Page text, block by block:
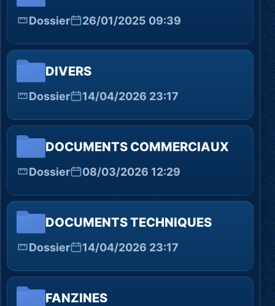
Dossier 26/01/2025 09:39
DIVERS
Dossier 14/04/2026 23:17
DOCUMENTS COMMERCIAUX
Dossier 08/03/2026 12:29
DOCUMENTS TECHNIQUES
Dossier 14/04/2026 23:17
FANZINES